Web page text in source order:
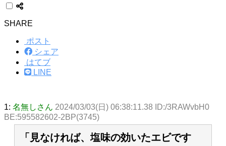
SHARE
ポスト
シェア
はてブ
LINE
1: 名無しさん 2024/03/03(日) 06:38:11.38 ID:/3RAWvbH0
BE:595582602-2BP(3745)
「見なければ、塩味の効いたエビです